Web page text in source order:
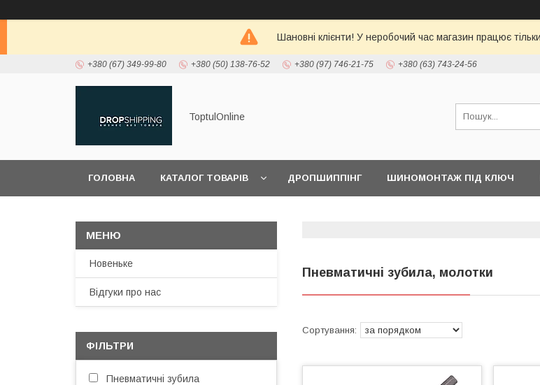
Шановні клієнти! У неробочий час магазин працює
+380 (67) 349-99-80 +380 (50) 138-76-52 +380 (97) 746-21-75 +380 (63) 743-24-56
ToptulOnline
ГОЛОВНА КАТАЛОГ ТОВАРІВ ДРОПШИППІНГ ШИНОМОНТАЖ ПІД КЛЮЧ
Пневматичні зубила, молотки
Новеньке
Відгуки про нас
ФІЛЬТРИ
Пневматичні зубила